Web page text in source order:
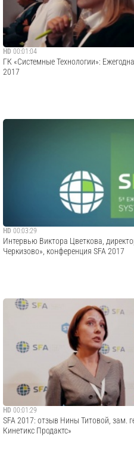
HD 00:01:04
ГК «Системные Технологии»:
2017
HD 00:03:29
Интервью Виктора Цветкова,
Черкизово», конференция SFA 2017
HD 00:01:29
SFA 2017: отзыв Нины Титовой, зам.
Кинетикс Продактс»